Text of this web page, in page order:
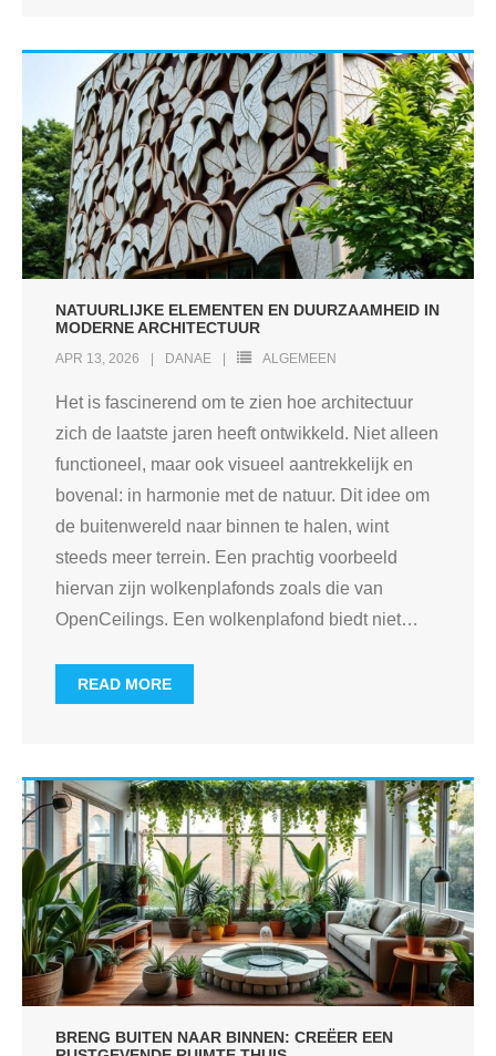
NATUURLIJKE ELEMENTEN EN DUURZAAMHEID IN
MODERNE ARCHITECTUUR
APR 13, 2026 DANAE ALGEMEEN
Het is fascinerend om te zien hoe architectuur
zich de laatste jaren heeft ontwikkeld. Niet alleen
functioneel, maar ook visueel aantrekkelijk en
bovenal: in harmonie met de natuur. Dit idee om
de buitenwereld naar binnen te halen, wint
steeds meer terrein. Een prachtig voorbeeld
hiervan zijn wolkenplafonds zoals die van
OpenCeilings. Een wolkenplafond biedt niet…
READ MORE
BRENG BUITEN NAAR BINNEN: CREËER EEN